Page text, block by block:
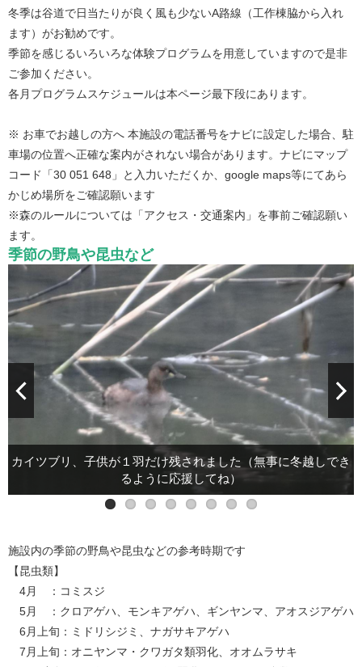
冬季は谷道で日当たりが良く風も少ないA路線（工作棟脇から入れ
ます）がお勧めです。
季節を感じるいろいろな体験プログラムを用意していますので是非
ご参加ください。
各月プログラムスケジュールは本ページ最下段にあります。
※ お車でお越しの方へ 本施設の電話番号をナビに設定した場合、駐
車場の位置へ正確な案内がされない場合があります。ナビにマップ
コード「30 051 648」と入力いただくか、google maps等にてあら
かじめ場所をご確認願います
※森のルールについては「アクセス・交通案内」を事前ご確認願い
ます。
季節の野鳥や昆虫など
カイツブリ、子供が１羽だけ残されました（無事に冬越しでき
るように応援してね）
ジョウビタキメス(調整池)
アキアカネ
イトトンボ
キジ（森の田んぼや駐車場、１年中います）
カワセミ（調整池、権現池を縦断してます）
コゲラ（その辺にいます）
アカゲラ（天が峯付近）
施設内の季節の野鳥や昆虫などの参考時期です
【昆虫類】
4月 ：コミスジ
5月 ：クロアゲハ、モンキアゲハ、ギンヤンマ、アオスジアゲハ
6月上旬：ミドリシジミ、ナガサキアゲハ
7月上旬：オニヤンマ・クワガタ類羽化、オオムラサキ